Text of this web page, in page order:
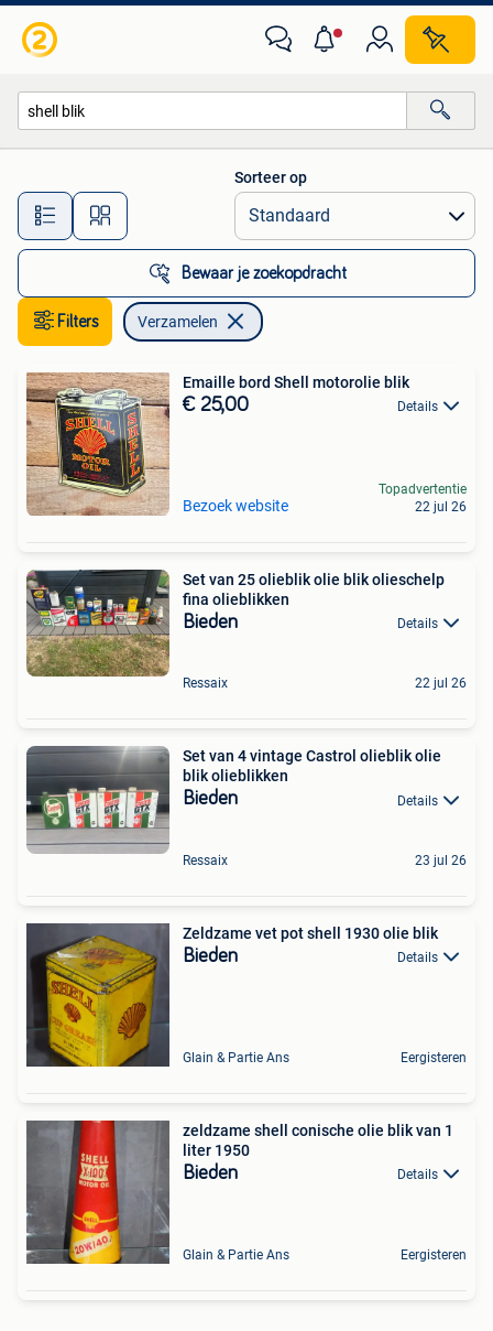
Alle afstanden…
Sorteer op
Bewaar je zoekopdracht
Filters Verzamelen
Emaille bord Shell motorolie blik
€ 25,00 Details
Bezoek website
Topadvertentie
22 jul 26
Set van 25 olieblik olie blik olieschelp
fina olieblikken
Bieden Details
Ressaix 22 jul 26
Set van 4 vintage Castrol olieblik olie
blik olieblikken
Bieden Details
Ressaix 23 jul 26
Zeldzame vet pot shell 1930 olie blik
Bieden Details
Glain & Partie Ans Eergisteren
zeldzame shell conische olie blik van 1
liter 1950
Bieden Details
Glain & Partie Ans Eergisteren